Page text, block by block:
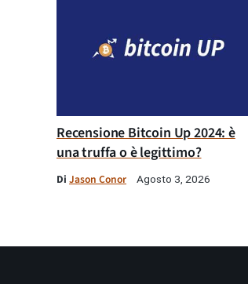
Recensione Bitcoin Up 2024: è
una truffa o è legittimo?
Di Jason Conor Agosto 3, 2026